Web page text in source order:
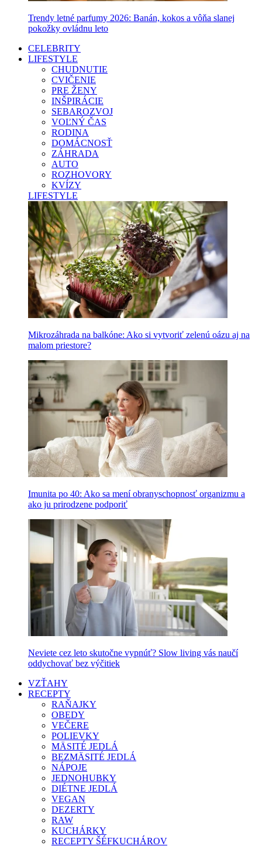
Trendy letné parfumy 2026: Banán, kokos a vôňa slanej
pokožky ovládnu leto
CELEBRITY
LIFESTYLE
CHUDNUTIE
CVIČENIE
PRE ŽENY
INŠPIRÁCIE
SEBAROZVOJ
VOĽNÝ ČAS
RODINA
DOMÁCNOSŤ
ZÁHRADA
AUTO
ROZHOVORY
KVÍZY
LIFESTYLE
Mikrozáhrada na balkóne: Ako si vytvoriť zelenú oázu aj na
malom priestore?
Imunita po 40: Ako sa mení obranyschopnosť organizmu a
ako ju prirodzene podporiť
Neviete cez leto skutočne vypnúť? Slow living vás naučí
oddychovať bez výčitiek
VZŤAHY
RECEPTY
RAŇAJKY
OBEDY
VEČERE
POLIEVKY
MÄSITÉ JEDLÁ
BEZMÄSITÉ JEDLÁ
NÁPOJE
JEDNOHUBKY
DIÉTNE JEDLÁ
VEGAN
DEZERTY
RAW
KUCHÁRKY
RECEPTY ŠÉFKUCHÁROV